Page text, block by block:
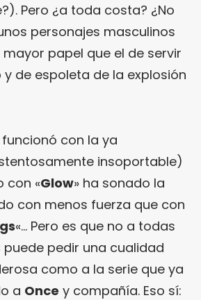
Pero ¿a toda costa? ¿No
personajes masculinos
papel que el de servir
de espoleta de la explosión
con la ya
insoportable)
con «Glow» ha sonado la
con menos fuerza que con
«… Pero es que no a todas
puede pedir una cualidad
como a la serie que ya
a Once y compañía. Eso sí: